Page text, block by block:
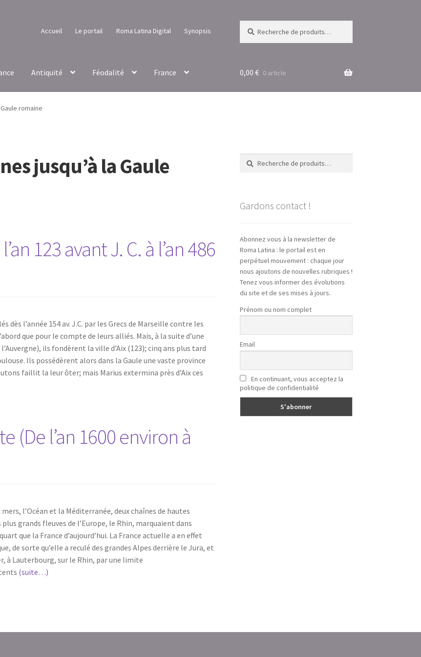
Accueil Le portail Roma Latina Digital Synopsis
pour :
Antiquité Féodalité France 0,00 € 0 article
romaine
jusqu’à la Gaule
123 avant J. C. à l’an 486
l’année 154 av. J.C. par les Grecs de Marseille contre les
que pour le compte de leurs alliés. Mais, à la suite d’une
ils fondèrent la ville d’Aix (123); cinq ans plus tard
Ils possédèrent alors dans la Gaule une vaste province
faillit la leur ôter; mais Marius extermina près d’Aix ces
(De l’an 1600 environ à
l’Océan et la Méditerranée, deux chaînes de hautes
grands fleuves de l’Europe, le Rhin, marquaient dans
que la France d’aujourd’hui. La France actuelle a en effet
de sorte qu’elle a reculé des grandes Alpes derrière le Jura, et
à Lauterbourg, sur le Rhin, par une limite
(suite…)
Recherche
pour :
Recherche
Gardons contact !
Abonnez vous à la newsletter de
Roma Latina : le portail est en
perpétuel mouvement : chaque jour
nous ajoutons de nouvelles rubriques !
Tenez vous informer des évolutions
du site et de ses mises à jours.
Prénom ou nom complet
Email
En continuant, vous acceptez la
politique de confidentialité